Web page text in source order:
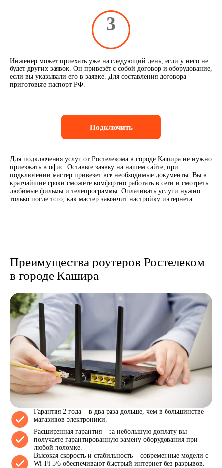
3
Инженер может приехать уже на следующий день, если у него не
будет других заявок. Он привезёт с собой договор и оборудование,
если вы указывали его в заявке. Для составления договора
приготовьте паспорт РФ.
Подключить
Для подключения услуг от Ростелекома в городе Кашира не нужно
приезжать в офис. Оставьте заявку на нашем сайте, при
подключении мастер привезет все необходимые документы. Вы в
кратчайшие сроки сможете комфортно работать в сети и смотреть
любимые фильмы и телепрограммы. Оплачивать услуги нужно
только после того, как мастер закончит настройку интернета.
Преимущества роутеров Ростелеком
в городе Кашира
Гарантия 2 года – в два раза дольше, чем в большинстве
магазинов электроники.
Расширенная гарантия – за небольшую доплату вы
получаете гарантированную замену оборудования при
любой поломке.
Высокая скорость и стабильность – современные модели с
Wi-Fi 5/6 обеспечивают быстрый интернет без разрывов.